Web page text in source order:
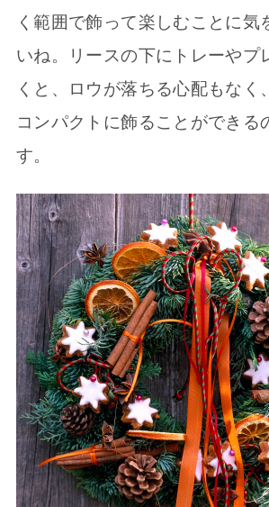
く範囲で飾って楽しむことに気
いね。リースの下にトレーやプ
くと、ロウが落ちる心配もなく
コンパクトに飾ることができる
す。